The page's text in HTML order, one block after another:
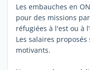
Les embauches en
pour des missions
réfugiées à l'est ou à
Les salaires
motivants.